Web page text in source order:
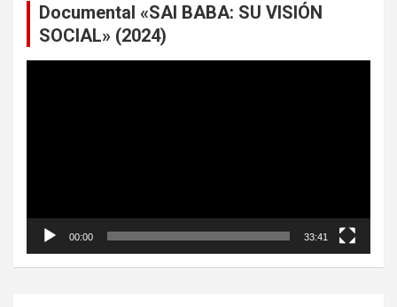
Documental «SAI BABA: SU VISIÓN
SOCIAL» (2024)
00:00 33:41